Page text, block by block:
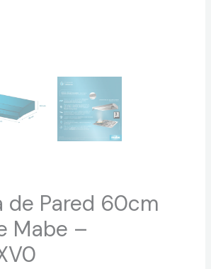
de Pared 60cm
Mabe –